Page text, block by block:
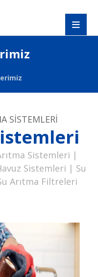
SİSTEMLERİ
Sistemleri |
Sistemleri | Su
Arıtma Filtreleri